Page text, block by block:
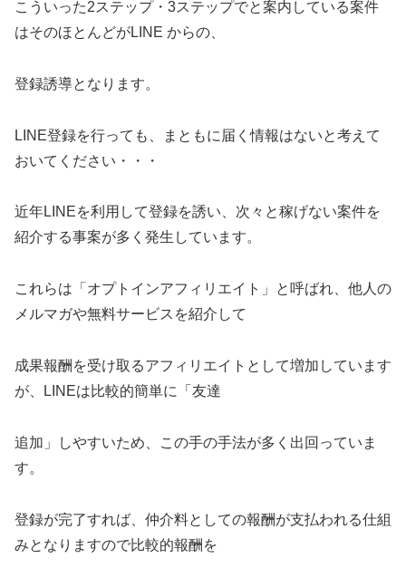
こういった2ステップ・3ステップでと案内している案件
はそのほとんどがLINE からの、
登録誘導となります。
LINE登録を行っても、まともに届く情報はないと考えて
おいてください・・・
近年LINEを利用して登録を誘い、次々と稼げない案件を
紹介する事案が多く発生しています。
これらは「オプトインアフィリエイト」と呼ばれ、他人の
メルマガや無料サービスを紹介して
成果報酬を受け取るアフィリエイトとして増加しています
が、LINEは比較的簡単に「友達
追加」しやすいため、この手の手法が多く出回っていま
す。
登録が完了すれば、仲介料としての報酬が支払われる仕組
みとなりますので比較的報酬を